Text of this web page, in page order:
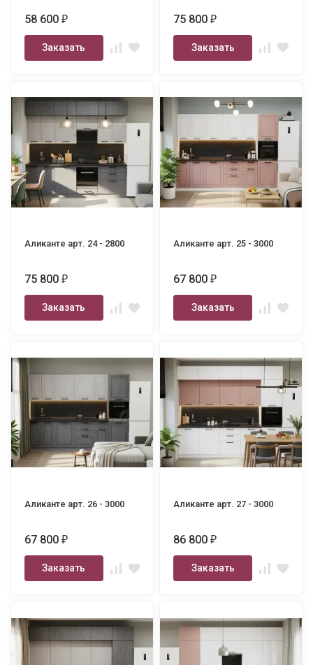
58 600₽
Заказать
75 800₽
Заказать
Аликанте арт. 24 - 2800
75 800₽
Заказать
Аликанте арт. 25 - 3000
67 800₽
Заказать
Аликанте арт. 26 - 3000
67 800₽
Заказать
Аликанте арт. 27 - 3000
86 800₽
Заказать